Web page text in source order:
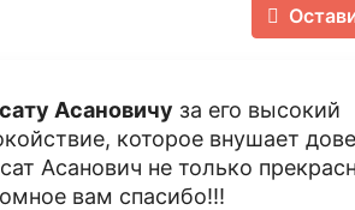
Асановичу за его высокий
которое внушает
Асанович не только
вам спасибо!!!